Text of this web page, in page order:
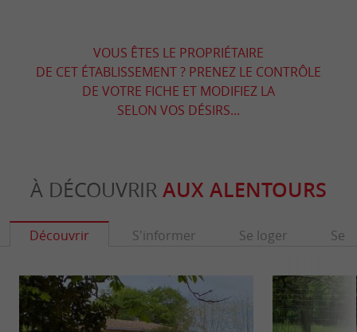
VOUS ÊTES LE PROPRIÉTAIRE
DE CET ÉTABLISSEMENT ? PRENEZ LE CONTRÔLE
DE VOTRE FICHE ET MODIFIEZ LA
SELON VOS DÉSIRS...
À DÉCOUVRIR AUX ALENTOURS
Découvrir S'informer Se loger Se